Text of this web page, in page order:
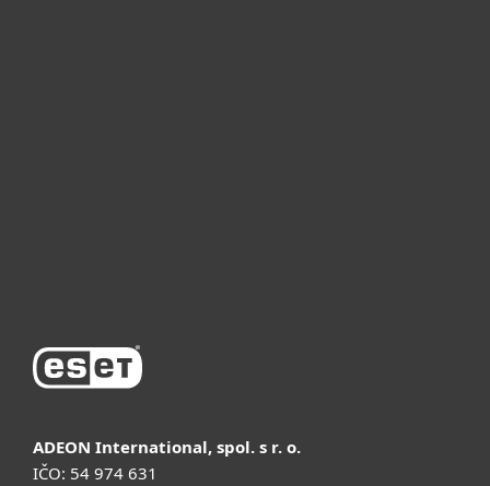
ADEON International, spol. s r. o.
IČO: 54 974 631